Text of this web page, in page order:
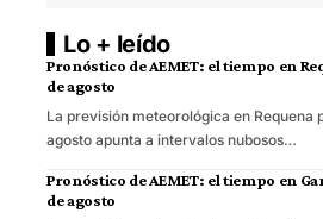
Lo + leído
Pronóstico de AEMET: el tiempo en
de agosto
La previsión meteorológica en Requena
agosto apunta a intervalos nubosos…
Pronóstico de AEMET: el tiempo en
de agosto